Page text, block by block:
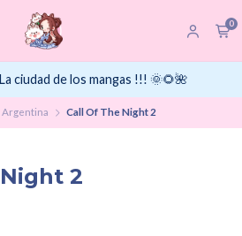
0
ciudad de los mangas !!! 🌞🌻🌺
Argentina Call Of The Night 2
2